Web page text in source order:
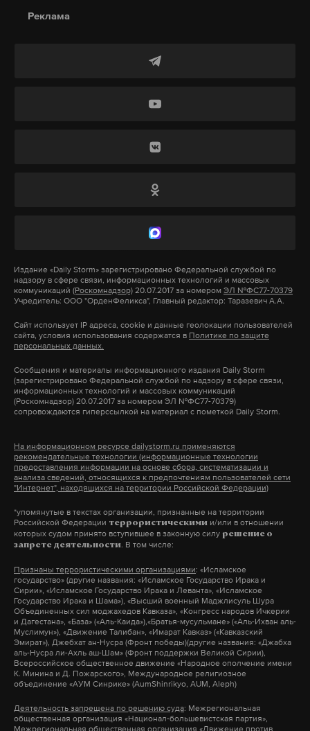
выдал несколько перлов подряд. И все про
«Чушь сделали вы, когда
забыть о проблеме. Местные телевизионщики,
попросили дольщиков записать, как он общается
работает там, где тормозит интернет.
Макс Telegram
Дзен VK
__________________________________________
Евгений Ганчуков, замминистра строительства
Красноярского края на собрании обманутых
«Внесете сами деньги и сами достроите. Что,
слабо? Пока вы не доплатите, хрен вы его
достроите»
__________________________________________
Подборка лучших цитат чиновников, собранная
какова основная причина?
раздражение и усталость от этой
России уже больше четырех лет. Если учитывать
протесты на Болотной, когда было принято резкое
так далее. Люди устали от этого, тем более
присоединением Крыма, одновременно
большой войной. И это именно не разные
настроения, а производные от одной и той же
и одновременно страх и неуверенность в будущем.
Поэтому с 2015 года, когда цены на нефть упали,
рубль обесценился, реальные доходы стали
снижаться, у населения началось отрезвление. А к
— Но до сих пор это никак не отражалось на
изменилось?
— Действительно, до последнего момента, апреля
этого года, сильнее всего в рейтинге теряло
правительство, депутатский корпус. Работал так
называемый механизм переноса ответственности
на другие уровни власти. Сейчас объясню. В
феврале падение общего рейтинга власти, не
Путина, приостановилось, поскольку работал
фактор президентской избирательной кампании.
апреле, после объявления пенсионной реформы,
Реклама
Издание «Daily Storm» зарегистрировано Федеральной службой по
надзору в сфере связи, информационных технологий и массовых
коммуникаций (Роскомнадзор) 20.07.2017 за номером ЭЛ №ФС77-70379
Учредитель: ООО "ОрденФеликса", Главный редактор: Таразевич А.А.
Сайт использует IP адреса, cookie и данные геолокации пользователей
сайта, условия использования содержатся в Политике по защите
персональных данных.
Сообщения и материалы информационного издания Daily Storm
(зарегистрировано Федеральной службой по надзору в сфере связи,
информационных технологий и массовых коммуникаций
(Роскомнадзор) 20.07.2017 за номером ЭЛ №ФС77-70379)
сопровождаются гиперссылкой на материал с пометкой Daily Storm.
На информационном ресурсе dailystorm.ru применяются
рекомендательные технологии (информационные технологии
предоставления информации на основе сбора, систематизации и
анализа сведений, относящихся к предпочтениям пользователей сети
"Интернет", находящихся на территории Российской Федерации)
*упомянутые в текстах организации, признанные на территории
Российской Федерации террористическими и/или в отношении
которых судом принято вступившее в законную силу решение о
запрете деятельности. В том числе:
Признаны террористическими организациями: «Исламское
государство» (другие названия: «Исламское Государство Ирака и
Сирии», «Исламское Государство Ирака и Леванта», «Исламское
Государство Ирака и Шама»), «Высший военный Маджлисуль Шура
Объединенных сил моджахедов Кавказа», «Конгресс народов Ичкерии
и Дагестана», «База» («Аль-Каида»),«Братья-мусульмане» («Аль-Ихван аль-
Муслимун»), «Движение Талибан», «Имарат Кавказ» («Кавказский
Эмират»), Джебхат ан-Нусра (Фронт победы)(другие названия: «Джабха
аль-Нусра ли-Ахль аш-Шам» (Фронт поддержки Великой Сирии),
Всероссийское общественное движение «Народное ополчение имени
К. Минина и Д. Пожарского», Международное религиозное
объединение «АУМ Синрике» (AumShinrikyo, AUM, Aleph)
Деятельность запрещена по решению суда: Межрегиональная
общественная организация «Национал-большевистская партия»,
Межрегиональная общественная организация «Движение против